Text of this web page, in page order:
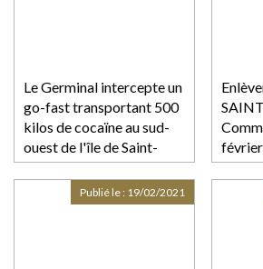
Le Germinal intercepte un
go-fast transportant 500
kilos de cocaïne au sud-
ouest de l'île de Saint-
Martin
Publié le : 19/02/2021